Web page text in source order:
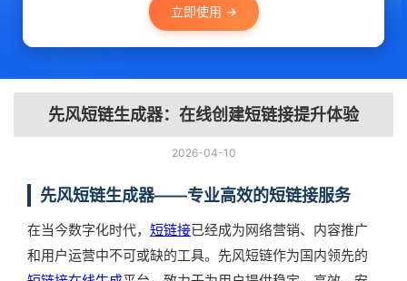
立即使用 →
先风短链生成器：在线创建短链接提升体验
2026-04-10
先风短链生成器——专业高效的短链接服务
在当今数字化时代， 短链接已经成为网络营销、内容推广
和用户运营中不可或缺的工具。先风短链作为国内领先的